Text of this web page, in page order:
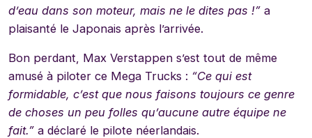
d’eau dans son moteur, mais ne le dites pas !” a
plaisanté le Japonais après l’arrivée.
Bon perdant, Max Verstappen s’est tout de même
amusé à piloter ce Mega Trucks : “Ce qui est
formidable, c’est que nous faisons toujours ce genre
de choses un peu folles qu’aucune autre équipe ne
fait.” a déclaré le pilote néerlandais.